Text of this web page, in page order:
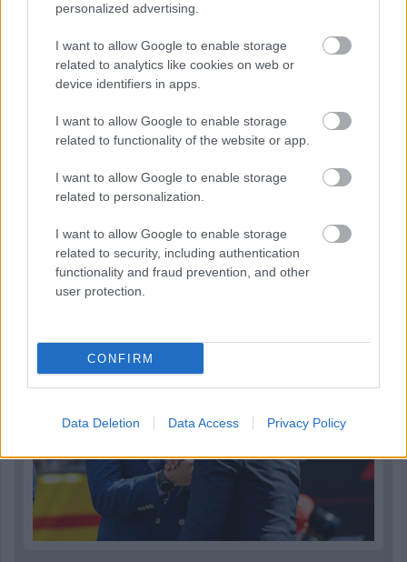
personalized advertising.
I want to allow Google to enable storage
related to analytics like cookies on web or
device identifiers in apps.
I want to allow Google to enable storage
related to functionality of the website or app.
I want to allow Google to enable storage
related to personalization.
I want to allow Google to enable storage
related to security, including authentication
functionality and fraud prevention, and other
user protection.
CONFIRM
Data Deletion Data Access Privacy Policy
2 napja
Ilyen lehet a jövő F1-es szabályrendszere Domenicali